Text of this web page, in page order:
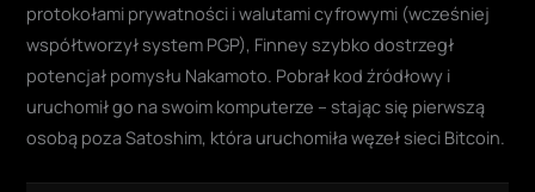
protokołami prywatności i walutami cyfrowymi (wcześniej
współtworzył system PGP), Finney szybko dostrzegł
potencjał pomysłu Nakamoto. Pobrał kod źródłowy i
uruchomił go na swoim komputerze – stając się pierwszą
osobą poza Satoshim, która uruchomiła węzeł sieci Bitcoin.